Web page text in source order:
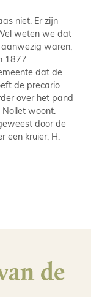
niet. Er zijn
weten we dat
waren,
1877
dat de
de precario
over het pand
woont.
door de
een kruier, H.
de